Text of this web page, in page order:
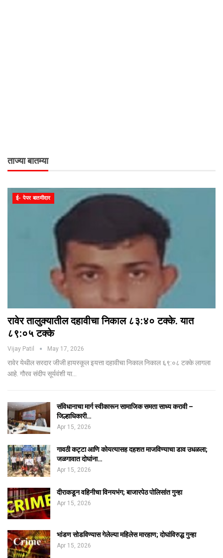
ताज्या बातम्या
ई- पेपर बातमीदार
रावेर तालुक्यातील दहावीचा निकाल ८३:४० टक्के. यात
८९:०५ टक्के
Vijay Patil May 17, 2026
रावेर येथील सरदार जीजी हायस्कूल इयत्ता दहावीचा निकाल निकाल ६९:०८ टक्के लागला
आहे. गौरव संदीप सूर्यवंशी या…
संविधानाचा मार्ग स्वीकारून सामाजिक समता साध्य करावी –
जिल्हाधिकारी…
Apr 15, 2026
गावठी कट्टा आणि कोयत्यासह दहशत माजविण्याचा डाव उधळला;
जळगावात दोघांना…
Apr 15, 2026
दीराकडून वहिनीचा विनयभंग; बाजारपेठ पोलिसांत गुन्हा
Apr 15, 2026
भांडण सोडविण्यास गेलेल्या महिलेस मारहाण; दोघांविरुद्ध गुन्हा
Apr 15, 2026